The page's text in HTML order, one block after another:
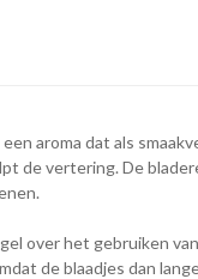
aroma dat als
de vertering. De
over het gebruiken
de blaadjes dan